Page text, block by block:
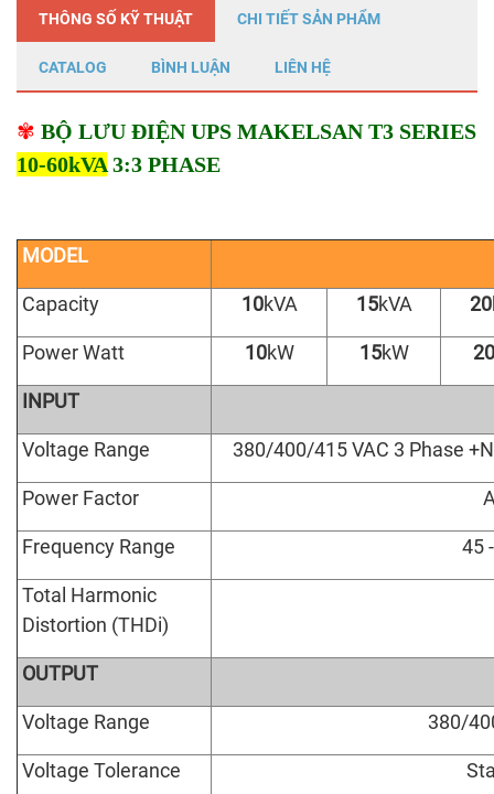
THÔNG SỐ KỸ THUẬT CHI TIẾT SẢN PHẨM
CATALOG BÌNH LUẬN LIÊN HỆ
✾ BỘ LƯU ĐIỆN UPS MAKELSAN T3 SERIES
10-60kVA3:3 PHASE
MODEL
Capacity 10kVA 15kVA 20
Power Watt 10kW 15kW
INPUT
Voltage Range 380/400/415 VAC 3 Phase
Power Factor
Frequency Range 45
Total Harmonic
Distortion (THDi)
OUTPUT
Voltage Range 380/
Voltage Tolerance